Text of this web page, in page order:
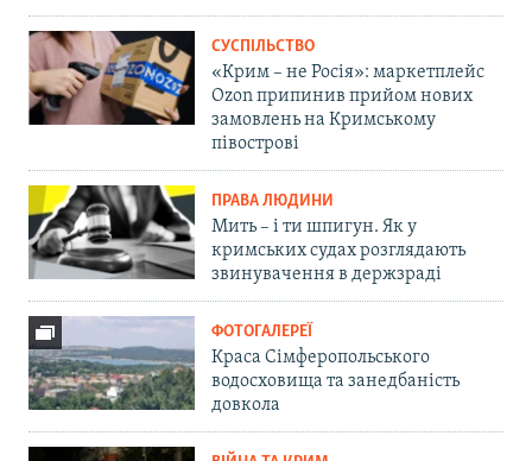
СУСПІЛЬСТВО
«Крим – не Росія»: маркетплейс
Ozon припинив прийом нових
замовлень на Кримському
півострові
ПРАВА ЛЮДИНИ
Мить – і ти шпигун. Як у
кримських судах розглядають
звинувачення в держзраді
ФОТОГАЛЕРЕЇ
Краса Сімферопольського
водосховища та занедбаність
довкола